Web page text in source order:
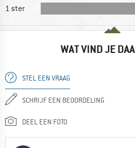
1 ster
WAT VIND JE
STEL EEN VRAAG
SCHRIJF EEN BEOORDELING
DEEL EEN FOTO